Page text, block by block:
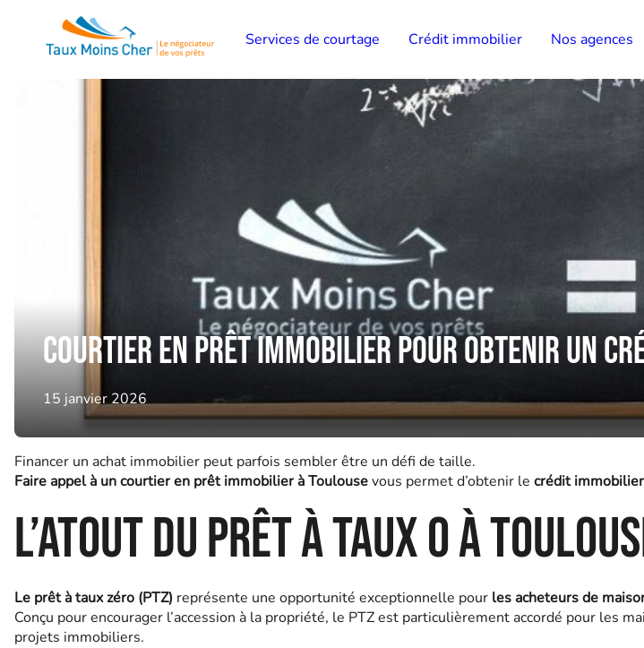
Services de courtage Crédit immobilier Nos agences
Courtier en prêt immobilier pour obtenir un
15 janvier 2026
Financer un achat immobilier peut parfois sembler être un défi de taille.
Faire appel à un courtier en prêt immobilier à Toulousevous permet d’obtenir le crédit
L’atout du prêt à taux 0 à
Le prêt à taux zéro (PTZ) représente une opportunité exceptionnelle pour les acheteurs de
Conçu pour encourager l’accession à la propriété, le PTZ est particulièrement accordé pour les
projets immobiliers.